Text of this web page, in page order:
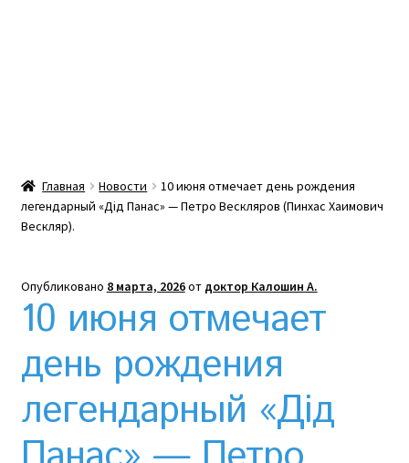
Компания
Корзина
Мой аккаунт
Необычный союз NAnews и Nikk.Agency
Отзывы про Клексан
Главная Новости
10 июня отмечает день рождения
легендарный «Дід Панас» — Петро Вескляров (Пинхас Хаимович
Вескляр).
Опубликовано 8 марта, 2026от доктор Калошин А.
10 июня отмечает
день рождения
легендарный «Дід